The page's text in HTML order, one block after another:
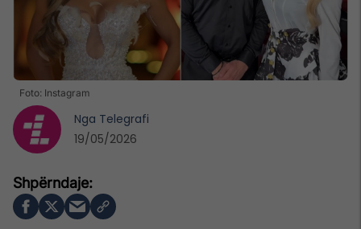
Foto: Instagram
Nga Telegrafi
19/05/2026